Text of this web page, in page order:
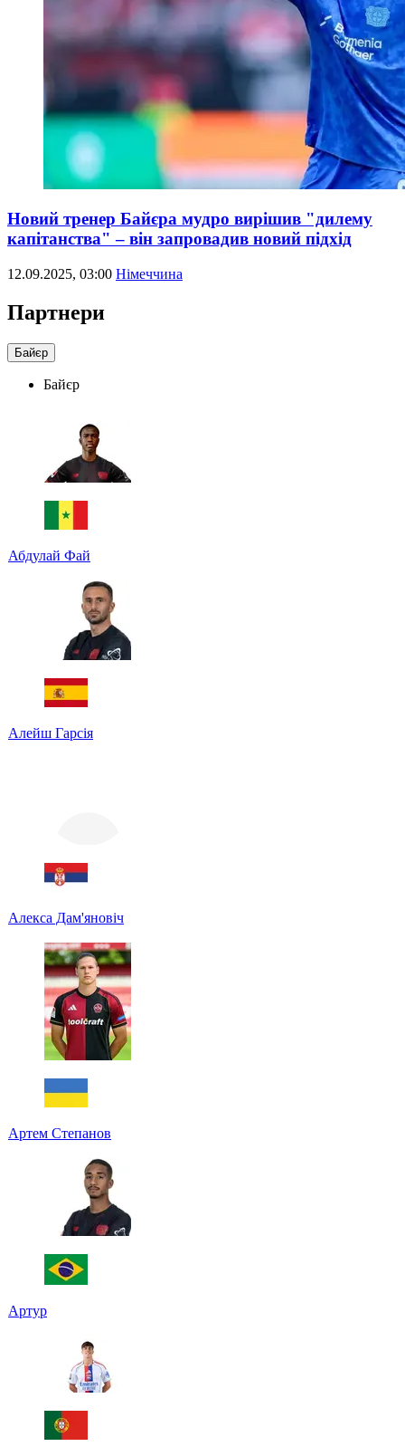
Новий тренер Байєра мудро вирішив "дилему
капітанства" – він запровадив новий підхід
12.09.2025, 03:00 Німеччина
Партнери
Байєр
Байєр
Абдулай Фай
Алейш Гарсія
Алекса Дам'яновіч
Артем Степанов
Артур